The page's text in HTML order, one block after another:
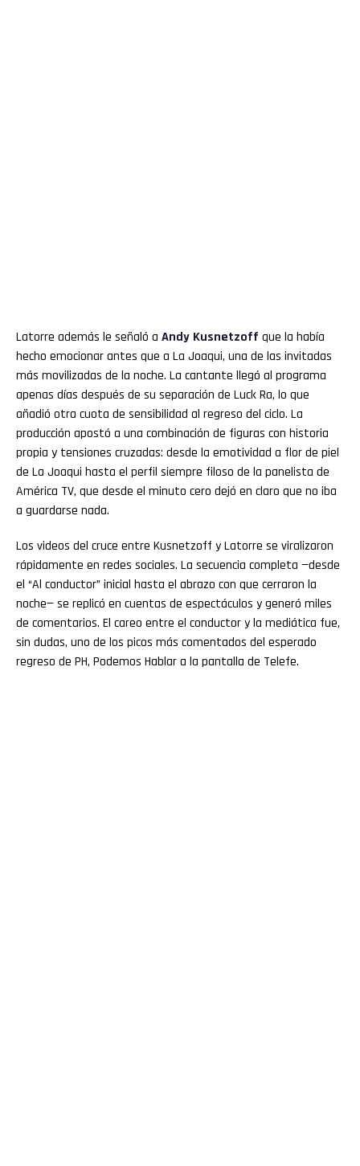
Latorre además le señaló a Andy Kusnetzoff que la había
hecho emocionar antes que a La Joaqui, una de las invitadas
más movilizadas de la noche. La cantante llegó al programa
apenas días después de su separación de Luck Ra, lo que
añadió otra cuota de sensibilidad al regreso del ciclo. La
producción apostó a una combinación de figuras con historia
propia y tensiones cruzadas: desde la emotividad a flor de piel
de La Joaqui hasta el perfil siempre filoso de la panelista de
América TV, que desde el minuto cero dejó en claro que no iba
a guardarse nada.
Los videos del cruce entre Kusnetzoff y Latorre se viralizaron
rápidamente en redes sociales. La secuencia completa —desde
el “Al conductor” inicial hasta el abrazo con que cerraron la
noche— se replicó en cuentas de espectáculos y generó miles
de comentarios. El careo entre el conductor y la mediática fue,
sin dudas, uno de los picos más comentados del esperado
regreso de PH, Podemos Hablar a la pantalla de Telefe.